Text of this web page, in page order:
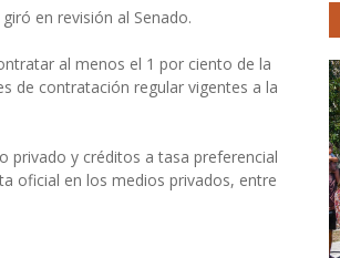
en revisión al Senado.
al menos el 1 por ciento de la
de contratación regular vigentes a la
privado y créditos a tasa preferencial
oficial en los medios privados, entre